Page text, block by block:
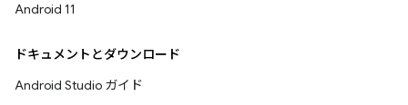
Android 11
ドキュメントとダウンロード
Android Studio ガイド